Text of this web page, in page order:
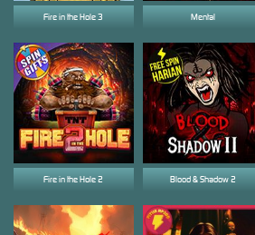
Fire in the Hole 3
Blood & Shadow 2
Mental
Fire in the Hole 2